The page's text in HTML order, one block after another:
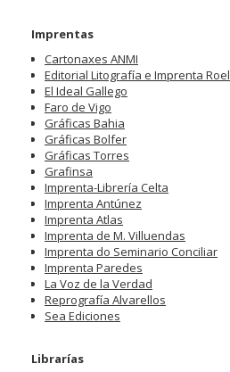
Imprentas
Cartonaxes ANMI
Editorial Litografía e Imprenta Roel
El Ideal Gallego
Faro de Vigo
Gráficas Bahia
Gráficas Bolfer
Gráficas Torres
Grafinsa
Imprenta-Librería Celta
Imprenta Antúnez
Imprenta Atlas
Imprenta de M. Villuendas
Imprenta do Seminario Conciliar
Imprenta Paredes
La Voz de la Verdad
Reprografía Alvarellos
Sea Ediciones
Librarías